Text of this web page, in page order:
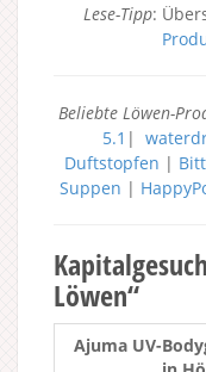
Lese-Tipp:
Beliebte Löwen-
5.1 |
Duftstopfen |
Suppen |
Löwen“
Ajuma UV-